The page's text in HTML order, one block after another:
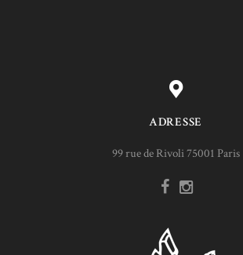
ADRESSE
99 rue de Rivoli 75001 Paris